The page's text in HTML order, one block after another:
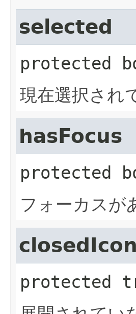
selected
protected
現在選択され
hasFocus
protected
フォーカスが
closedIcon
protected